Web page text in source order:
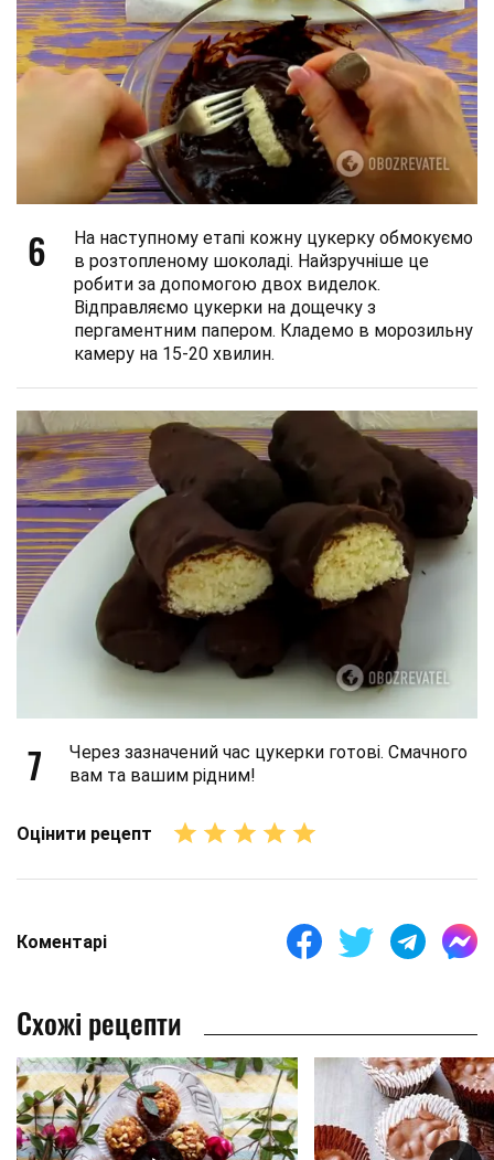
6
На наступному етапі кожну цукерку обмокуємо
в розтопленому шоколаді. Найзручніше це
робити за допомогою двох виделок.
Відправляємо цукерки на дощечку з
пергаментним папером. Кладемо в морозильну
камеру на 15-20 хвилин.
7
Через зазначений час цукерки готові. Смачного
вам та вашим рідним!
Оцінити рецепт
Коментарі
Схожі рецепти